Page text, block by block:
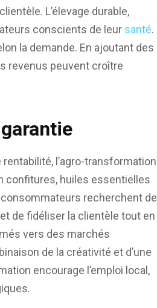
L’élevage durable,
conscients de leur santé.
la demande. En ajoutant des
revenus peuvent croître
l’agro-transformation
confitures, huiles essentielles
recherchent
de fidéliser la clientèle tout en
vers des marchés
de la créativité et d’une
encourage l’emploi local,